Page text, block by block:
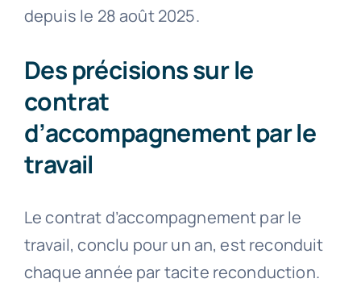
depuis le 28 août 2025.
Des précisions sur le
contrat
d’accompagnement par le
travail
Le contrat d’accompagnement par le
travail, conclu pour un an, est reconduit
chaque année par tacite reconduction.